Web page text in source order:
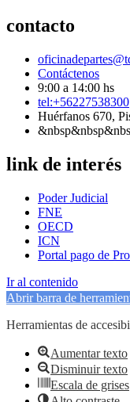
contacto
Contáctenos
9:00 a 14:00 hs
tel:+56227538300
Huérfanos 670,
link de interés
Poder Judicial
FNE
OECD
ICN
Portal pago de
Ir al contenido
Abrir barra de
Herramientas de
Aumentar texto
Disminuir texto
Escala de grises